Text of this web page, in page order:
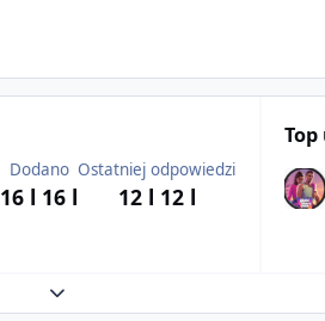
Dodano
16 l 16 l
Ostatniej odpowiedzi
12 l 12 l
Expand topic overview